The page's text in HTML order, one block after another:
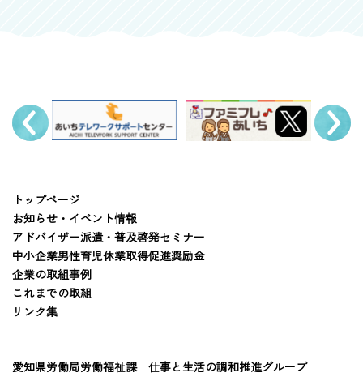
愛知県労働局労働福祉課 仕事と生活の調和推進グループ
トップページ
お知らせ・イベント情報
アドバイザー派遣・普及啓発セミナー
中小企業男性育児休業取得促進奨励金
企業の取組事例
これまでの取組
リンク集